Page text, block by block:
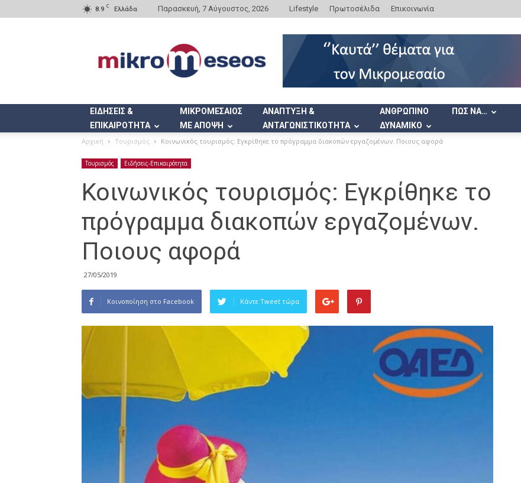
8.9 C Ελλάδα Παρασκευή, 7 Αύγουστος, 2026 Lifestyle Πρωτοσέλιδα Επικοινωνία
ΕΙΔΗΣΕΙΣ &
ΕΠΙΚΑΙΡΟΤΗΤΑ
ΜΙΚΡΟΜΕΣΑΙΟΣ
ΜΕ ΑΠΟΨΗ
ΑΝΑΠΤΥΞΗ &
ΑΝΤΑΓΩΝΙΣΤΙΚΟΤΗΤΑ
ΑΝΘΡΩΠΙΝΟ
ΔΥΝΑΜΙΚΟ
ΠΩΣ ΝΑ…
Αρχική Τουρισμός Κοινωνικός τουρισμός: Εγκρίθηκε το πρόγραμμα διακοπών εργαζομένων. Ποιους αφορά
Τουρισμός Ειδήσεις-Επικαιρότητα
Κοινωνικός τουρισμός: Εγκρίθηκε το
πρόγραμμα διακοπών εργαζομένων.
Ποιους αφορά
27/05/2019
Κοινοποίηση στο Facebook Κάντε Tweet τώρα